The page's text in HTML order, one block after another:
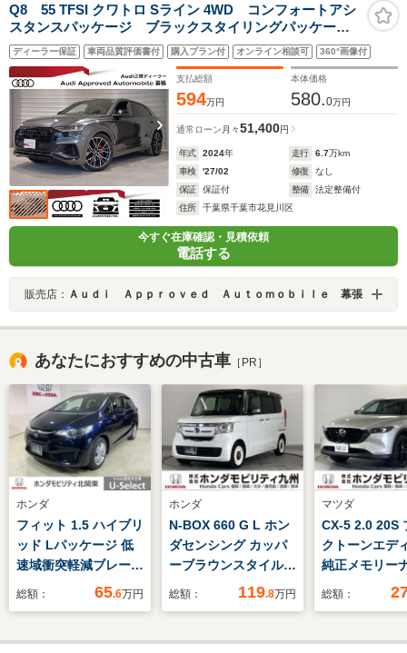
Q8 55 TFSI クワトロ Sライン 4WD コンフォートアシ
スタンスパッケージ ブラックスタイリングパッケー
ジ レッドブレーキキャリパー OP22インチアルミホイ
ール
ディーラー保証 車両品質評価書付 購入プラン付 オンライン相談可 360°画像付
支払総額
594万円
本体価格
580.0万円
通常ローン 月々51,400円
年式 2024年 走行 6.7万km
車検
'27/02 修復
なし
保証
保証付 整備
法定整備付
住所
千葉県千葉市花見川区
今すぐ在庫確認・見積依頼
電話する
販売店： Ａｕｄｉ Ａｐｐｒｏｖｅｄ Ａｕｔｏｍｏｂｉｌｅ 幕張
あなたにおすすめの中古車 ［PR］
ホンダ
フィット 1.5 ハイブリ
ッド Lパッケージ 低
速域衝突軽減ブレーキ
Mナビ Rカメラ ETC
総額： 65.6万円
ホンダ
N-BOX 660 G L ホン
ダセンシング カッパ
ーブラウンスタイル
純正メモリーナビ 衝
側電動スライドドア
総額： 119.8万円
マツダ
CX-5 2.0 20S
クトーンエデ
純正メモリー
周囲カメラ
総額：